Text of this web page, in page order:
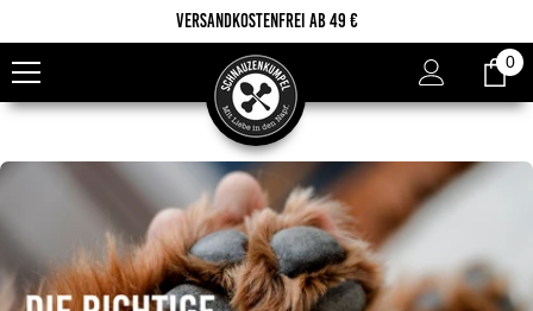
Versandkostenfrei ab 49 €
00